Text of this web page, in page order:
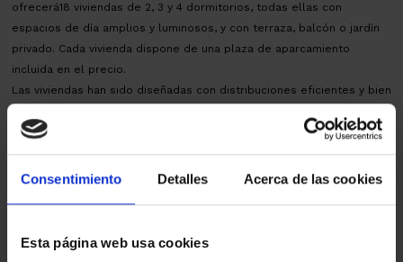
Consentimiento Detalles Acerca de las cookies
Esta página web usa cookies
ofrecerá18 viviendas de 2, 3 y 4 dormitorios, todas ellas con
espacios de día amplios y luminosos, y con terraza, balcón o jardín
privado. Cada vivienda dispone de una plaza de aparcamiento
incluida en el precio.
Las viviendas han sido diseñadas con distribuciones eficientes y bien
conexión con el exterior. Con calificación energética A, incorporarán
sistemas de aerotermia y placas fotovoltaicas, garantizando un alto
nivel de confort y un consumo energético reducido.
entorno ideal para establecer tu nuevo hogar y disfrutar de una